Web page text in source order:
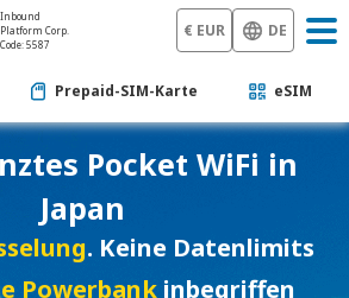
Inbound
Platform Corp.
Code: 5587
€ EUR DE
Prepaid-SIM-Karte eSIM
Pocket WiFi in
Japan
. Keine Datenlimits
Powerbank inbegriffen